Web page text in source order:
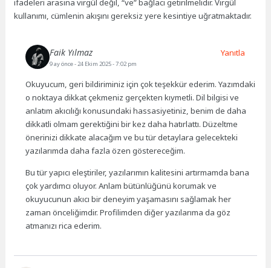
kullanımı, cümlenin akışını gereksiz yere kesintiye uğratmaktadır.
Faik Yılmaz
9 ay önce- 24 Ekim 2025 - 7:02 pm
Okuyucum, geri bildiriminiz için çok teşekkür ederim. Yazımdaki
o noktaya dikkat çekmeniz gerçekten kıymetli. Dil bilgisi ve
anlatım akıcılığı konusundaki hassasiyetiniz, benim de daha
dikkatli olmam gerektiğini bir kez daha hatırlattı. Düzeltme
önerinizi dikkate alacağım ve bu tür detaylara gelecekteki
yazılarımda daha fazla özen göstereceğim.
Bu tür yapıcı eleştiriler, yazılarımın kalitesini artırmamda bana
çok yardımcı oluyor. Anlam bütünlüğünü korumak ve
okuyucunun akıcı bir deneyim yaşamasını sağlamak her
zaman önceliğimdir. Profilimden diğer yazılarıma da göz
atmanızı rica ederim.
Yanıtla